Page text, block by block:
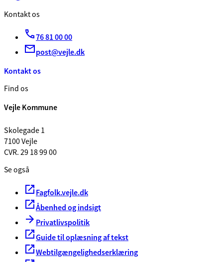
Kontakt os
76 81 00 00
post@vejle.dk
Kontakt os
Find os
Vejle Kommune
Skolegade 1
7100 Vejle
CVR. 29 18 99 00
Se også
Fagfolk.vejle.dk
Åbenhed og indsigt
Privatlivspolitik
Guide til oplæsning af tekst
Webtilgængelighedserklæring